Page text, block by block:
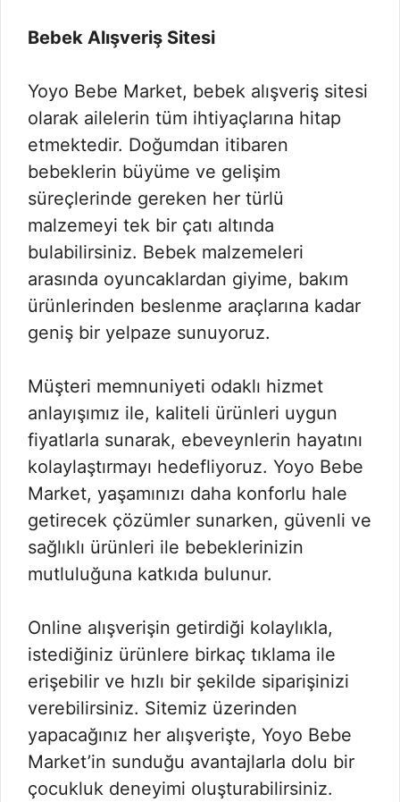
Bebek Alışveriş Sitesi
Yoyo Bebe Market, bebek alışveriş sitesi
olarak ailelerin tüm ihtiyaçlarına hitap
etmektedir. Doğumdan itibaren
bebeklerin büyüme ve gelişim
süreçlerinde gereken her türlü
malzemeyi tek bir çatı altında
bulabilirsiniz. Bebek malzemeleri
arasında oyuncaklardan giyime, bakım
ürünlerinden beslenme araçlarına kadar
geniş bir yelpaze sunuyoruz.
Müşteri memnuniyeti odaklı hizmet
anlayışımız ile, kaliteli ürünleri uygun
fiyatlarla sunarak, ebeveynlerin hayatını
kolaylaştırmayı hedefliyoruz. Yoyo Bebe
Market, yaşamınızı daha konforlu hale
getirecek çözümler sunarken, güvenli ve
sağlıklı ürünleri ile bebeklerinizin
mutluluğuna katkıda bulunur.
Online alışverişin getirdiği kolaylıkla,
istediğiniz ürünlere birkaç tıklama ile
erişebilir ve hızlı bir şekilde siparişinizi
verebilirsiniz. Sitemiz üzerinden
yapacağınız her alışverişte, Yoyo Bebe
Market’in sunduğu avantajlarla dolu bir
çocukluk deneyimi oluşturabilirsiniz.